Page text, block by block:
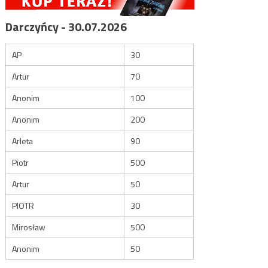
Darczyńcy - 30.07.2026
AP
30
Artur
70
Anonim
100
Anonim
200
Arleta
90
Piotr
500
Artur
50
PIOTR
30
Mirosław
500
Anonim
50